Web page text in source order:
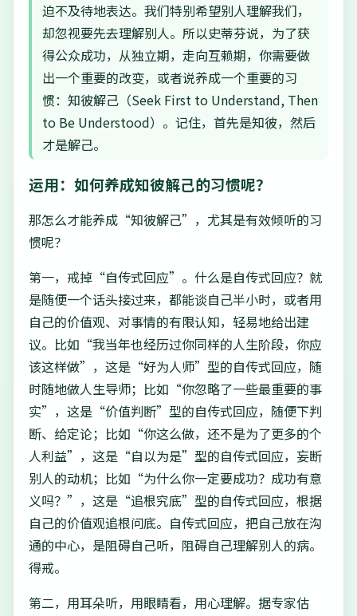
迫不及待地表达。我们特别希望别人理解我们，
却忽视要先去理解别人。所以史蒂芬说，为了获
得公众成功，从独立期，走向互赖期，你需要做
出一个重要的改变，或者说养成一个重要的习
惯：知彼解己（Seek First to Understand, Then
to Be Understood）。记住，首先是知彼，然后
才是解己。
运用：如何养成知彼解己的习惯呢？
那怎么才能养成“知彼解己”，尤其是有效倾听的习
惯呢？
第一，戒掉“自传式回应”。什么是自传式回应？就
是随便一个话头接过来，都能谈自己半小时，或者用
自己的价值观、对事情的有限认知，轻易地给出建
议。比如“我当年也经历过你同样的人生阶段，你应
该这样做”，这是“好为人师”型的自传式回应，随
时随地做人生导师；比如“你忽略了一些最重要的事
实”，这是“价值判断”型的自传式回应，随便下判
断、给定论；比如“你这么做，还不是为了更多的个
人利益”，这是“自以为是”型的自传式回应，妄断
别人的动机；比如“为什么你一定要成功？成功有意
义吗？”，这是“追根究底”型的自传式回应，根据
自己的价值观追根问底。自传式回应，把自己放在沟
通的中心，是阻碍自己听，阻碍自己理解别人的病。
得戒。
第二，用耳朵听，用眼睛看，用心理解。据专家估